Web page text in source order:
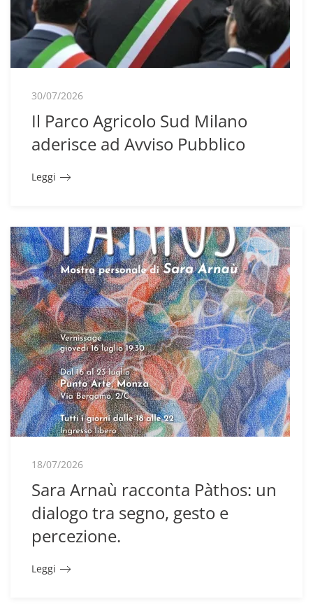
30/07/2026
Il Parco Agricolo Sud Milano
aderisce ad Avviso Pubblico
Leggi
18/07/2026
Sara Arnaù racconta Pàthos: un
dialogo tra segno, gesto e
percezione.
Leggi